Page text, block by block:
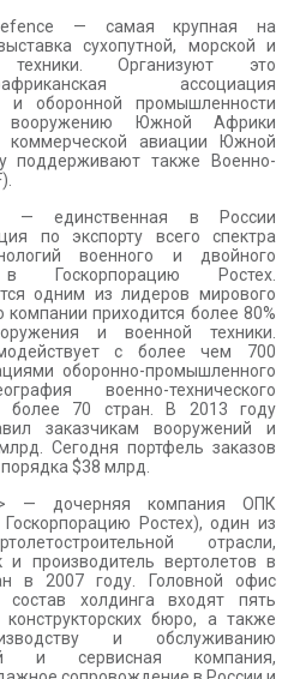
— самая крупная на
сухопутной, морской и
техники. Организуют это
ассоциация
и оборонной промышленности
Южной Африки
коммерческой авиации Южной
поддерживают также Военно-
— единственная в России
по экспорту всего спектра
военного и двойного
Госкорпорацию Ростех.
одним из лидеров мирового
приходится более 80%
и военной техники.
с более чем 700
оборонно-промышленного
военно-технического
более 70 стран. В 2013 году
заказчикам вооружений и
Сегодня портфель заказов
$38 млрд.
— дочерняя компания ОПК
Ростех), один из
отрасли,
и производитель вертолетов в
в 2007 году. Головной офис
холдинга входят пять
бюро, а также
и обслуживанию
и сервисная компания,